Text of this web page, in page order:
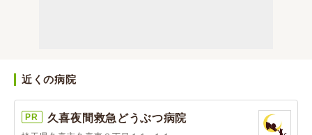
近くの病院
PR 久喜夜間救急どうぶつ病院